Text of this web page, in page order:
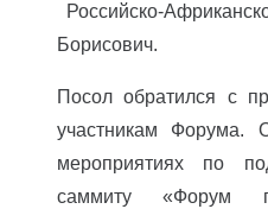
Российско-
Борисович.
Посол обратился с
участникам Форума.
мероприятиях по
саммиту «Форум